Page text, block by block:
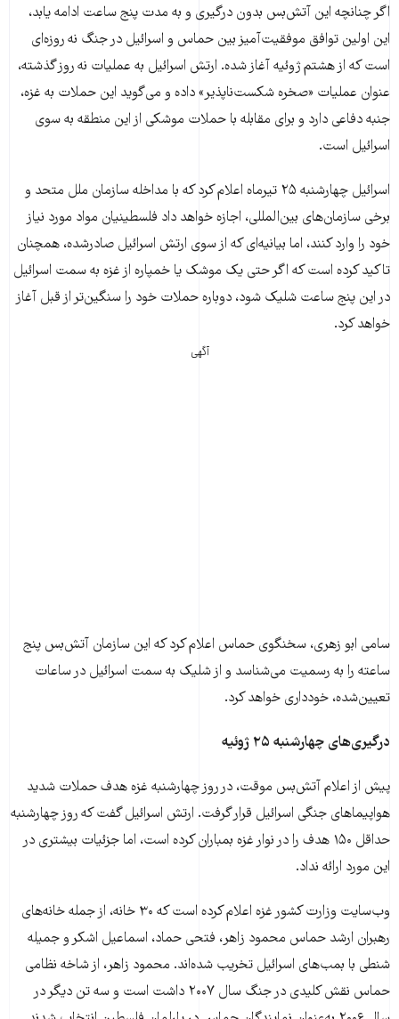
اگر چنانچه این آتش‌بس بدون درگیری و به مدت پنج ساعت ادامه یابد،
این اولین توافق موفقیت‌آمیز بین حماس و اسرائیل در جنگ نه روزه‌ای
است که از هشتم ژوئیه آغاز شده. ارتش اسرائیل به عملیات نه روز گذشته،
عنوان عملیات «صخره شکست‌ناپذیر» داده و می‌گوید این حملات به غزه،
جنبه دفاعی دارد و برای مقابله با حملات موشکی از این منطقه به سوی
اسرائیل است.
اسرائیل چهارشنبه ۲۵ تیرماه اعلام کرد که با مداخله سازمان ملل متحد و
برخی سازمان‌های بین‌المللی، اجازه خواهد داد فلسطینیان مواد مورد نیاز
خود را وارد کنند، اما بیانیه‌ای که از سوی ارتش اسرائیل صادرشده، همچنان
تاکید کرده است که اگر حتی یک موشک یا خمپاره از غزه به سمت اسرائیل
در این پنج ساعت شلیک شود، دوباره حملات خود را سنگین‌تر از قبل آغاز
خواهد کرد.
آگهی
سامی ابو زهری، سخنگوی حماس اعلام کرد که این سازمان آتش‌بس پنج
ساعته را به رسمیت می‌شناسد و از شلیک به سمت اسرائیل در ساعات
تعیین‌شده، خودداری خواهد کرد.
درگیری‌های چهارشنبه ۲۵ ژوئیه
پیش از اعلام آتش‌بس موقت، در روز چهارشنبه غزه هدف حملات شدید
هواپیماهای جنگی اسرائیل قرار گرفت. ارتش اسرائیل گفت که روز چهارشنبه
حداقل ۱۵۰ هدف را در نوار غزه بمباران کرده‌ است، اما جزئیات بیشتری در
این مورد ارائه نداد.
وب‌سایت وزارت کشور غزه اعلام کرده است که ۳۰ خانه، از جمله خانه‌های
رهبران ارشد حماس محمود زاهر، فتحی حماد، اسماعیل اشکر و جمیله
شنطی با بمب‌های اسرائیل تخریب شده‌اند. محمود زاهر، از شاخه نظامی
حماس نقش کلیدی در جنگ سال ۲۰۰۷ داشت است و سه تن دیگر در